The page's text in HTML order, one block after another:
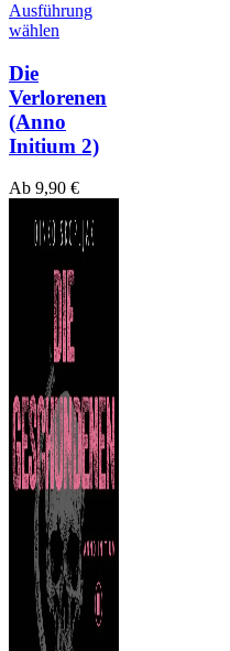
Ausführung
wählen
Die
Verlorenen
(Anno
Initium 2)
Ab 9,90 €